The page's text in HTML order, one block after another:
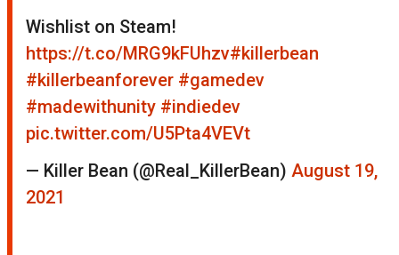
Wishlist on Steam!
https://t.co/MRG9kFUhzv#killerbean
#killerbeanforever #gamedev
#madewithunity #indiedev
pic.twitter.com/U5Pta4VEVt
— Killer Bean (@Real_KillerBean) August 19,
2021